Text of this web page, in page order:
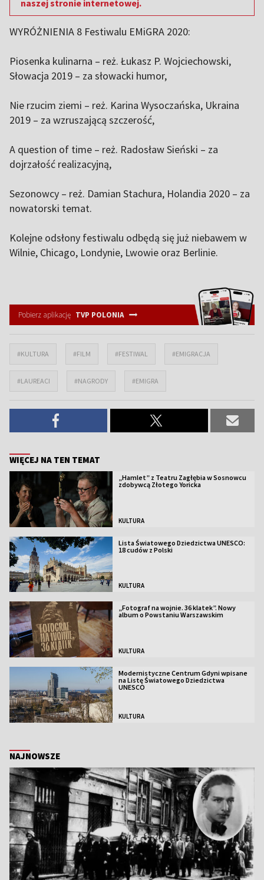
naszej stronie internetowej.
WYRÓŻNIENIA 8 Festiwalu EMiGRA 2020:
Piosenka kulinarna – reż. Łukasz P. Wojciechowski,
Słowacja 2019 – za słowacki humor,
Nie rzucim ziemi – reż. Karina Wysoczańska, Ukraina
2019 – za wzruszającą szczerość,
A question of time – reż. Radosław Sieński – za
dojrzałość realizacyjną,
Sezonowcy – reż. Damian Stachura, Holandia 2020 – za
nowatorski temat.
Kolejne odsłony festiwalu odbędą się już niebawem w
Wilnie, Chicago, Londynie, Lwowie oraz Berlinie.
Pobierz aplikację TVP POLONIA
#KULTURA #FILM #FESTIWAL #EMIGRACJA
#LAUREACI #NAGRODY #EMIGRA
WIĘCEJ NA TEN TEMAT
„Hamlet” z Teatru Zagłębia w Sosnowcu
zdobywcą Złotego Yoricka
KULTURA
Lista Światowego Dziedzictwa UNESCO:
18 cudów z Polski
KULTURA
„Fotograf na wojnie. 36 klatek”. Nowy
album o Powstaniu Warszawskim
KULTURA
Modernistyczne Centrum Gdyni wpisane
na Listę Światowego Dziedzictwa
UNESCO
KULTURA
NAJNOWSZE